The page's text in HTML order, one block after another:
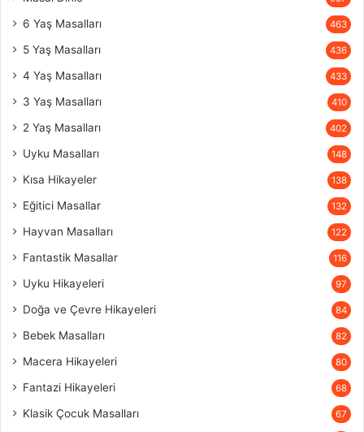
6 Yaş Masalları 463
5 Yaş Masalları 436
4 Yaş Masalları 433
3 Yaş Masalları 410
2 Yaş Masalları 402
Uyku Masalları 148
Kısa Hikayeler 138
Eğitici Masallar 132
Hayvan Masalları 122
Fantastik Masallar 116
Uyku Hikayeleri 97
Doğa ve Çevre Hikayeleri 84
Bebek Masalları 82
Macera Hikayeleri 80
Fantazi Hikayeleri 68
Klasik Çocuk Masalları 67